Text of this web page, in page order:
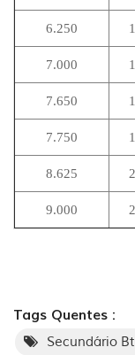
6.250
7.000
7.650
7.750
8.625
9.000
Tags Quentes :
Secundário